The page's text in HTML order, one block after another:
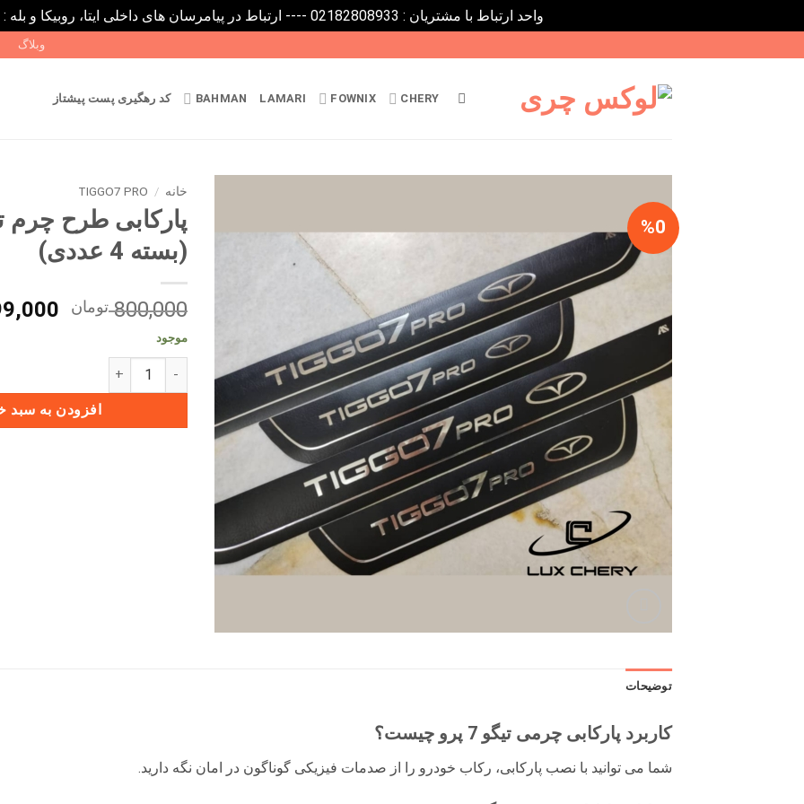
واحد ارتباط با مشتریان : 02182808933 ---- ارتباط در پیامرسان های داخلی ایتا، روبیکا و بله : 09031116395
to
وبلاگ
CHERY
FOWNIX
LAMARI
BAHMAN کد رهگیری پست پیشتاز
%0
خانه /
TIGGO7 PRO
(بسته 4 عددی)
800,000 تومان
قیمت
موجود
پارکابی طرح چرم تیگو 7 پرو (بسته 4 عددی) عدد
افزودن به سبد
توضیحات
کاربرد پارکابی چرمی تیگو 7 پرو چیست؟
شما می توانید با نصب پارکابی، رکاب خودرو را از صدمات فیزیکی گوناگون در امان نگه دارید.